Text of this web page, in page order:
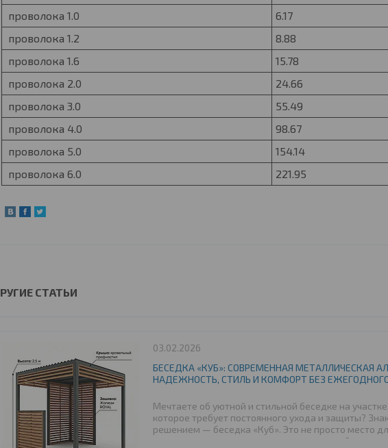
проволока 1.0
6.17
проволока 1.2
8.88
проволока 1.6
15.78
проволока 2.0
24.66
проволока 3.0
55.49
проволока 4.0
98.67
проволока 5.0
154.14
проволока 6.0
221.95
СТАТЬИ
03.02.2026
БЕСЕДКА «КУБ»: СОВРЕМЕННАЯ МЕТАЛЛИЧЕСКАЯ
НАДЕЖНОСТЬ, СТИЛЬ И КОМФОРТ БЕЗ
Мечтаете об уютной и стильной беседке на
которое требует постоянного ухода и защиты?
решением — беседка «Куб». Это не просто место
конструкция из металла, сочетающая в себе